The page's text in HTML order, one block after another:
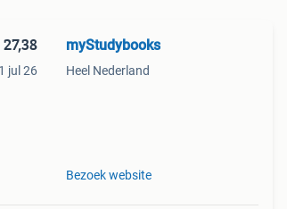
jul 26
myStudybooks
Heel Nederland
Bezoek website